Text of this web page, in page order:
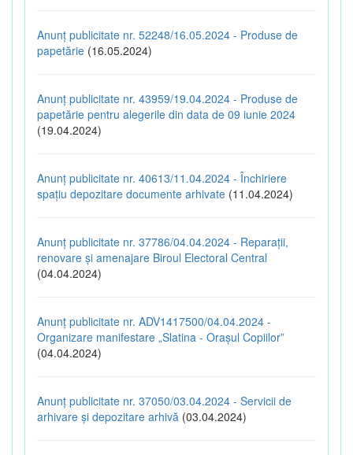
Anunț publicitate nr. 52248/16.05.2024 - Produse de
papetărie (16.05.2024)
Anunț publicitate nr. 43959/19.04.2024 - Produse de
papetărie pentru alegerile din data de 09 iunie 2024
(19.04.2024)
Anunț publicitate nr. 40613/11.04.2024 - Închiriere
spațiu depozitare documente arhivate (11.04.2024)
Anunț publicitate nr. 37786/04.04.2024 - Reparații,
renovare și amenajare Biroul Electoral Central
(04.04.2024)
Anunț publicitate nr. ADV1417500/04.04.2024 -
Organizare manifestare „Slatina - Orașul Copiilor”
(04.04.2024)
Anunț publicitate nr. 37050/03.04.2024 - Servicii de
arhivare și depozitare arhivă (03.04.2024)